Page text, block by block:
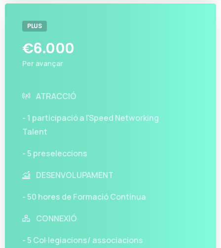
PLUS
€6.000
Per avançar
ATRACCIÓ
- 1 participació a l'Speed Networking
Talent
- 5 preseleccions
DESENVOLUPAMENT
- 50 hores de Formació Contínua
CONNEXIÓ
- 5 Col·legiacions/ associacions